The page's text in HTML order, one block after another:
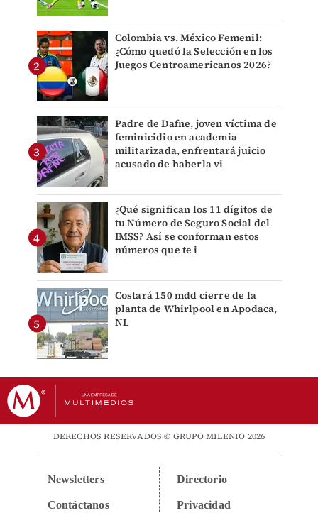
Colombia vs. México Femenil:
¿Cómo quedó la Selección en los
Juegos Centroamericanos 2026?
Padre de Dafne, joven víctima de
feminicidio en academia
militarizada, enfrentará juicio
acusado de haberla vi
¿Qué significan los 11 dígitos de
tu Número de Seguro Social del
IMSS? Así se conforman estos
números que te i
Costará 150 mdd cierre de la
planta de Whirlpool en Apodaca,
NL
DERECHOS RESERVADOS © GRUPO MILENIO 2026
Newsletters
Contáctanos
Directorio
Privacidad